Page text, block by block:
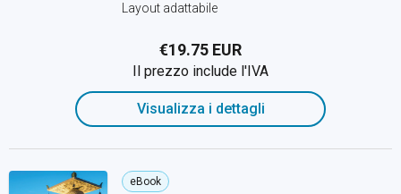
Layout adattabile
€19.75 EUR
Il prezzo include l'IVA
Visualizza i dettagli
eBook